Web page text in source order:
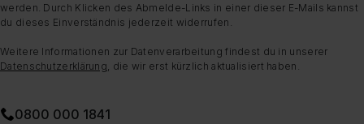
werden. Durch Klicken des Abmelde-Links in einer dieser E-Mails kannst
du dieses Einverständnis jederzeit widerrufen.
Weitere Informationen zur Datenverarbeitung findest du in unserer
Datenschutzerklärung , die wir erst kürzlich aktualisiert haben.
0800 000 1841